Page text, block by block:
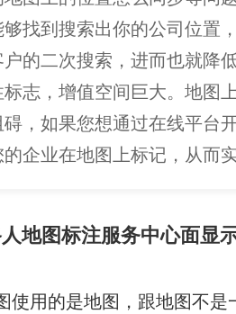
找到搜索出你的公司位置
的二次搜索，进而也就降
志，增值空间巨大。地图
，如果您想通过在线平台
企业在地图上标记，从而
地图标注服务中心面显
使用的是地图，跟地图不